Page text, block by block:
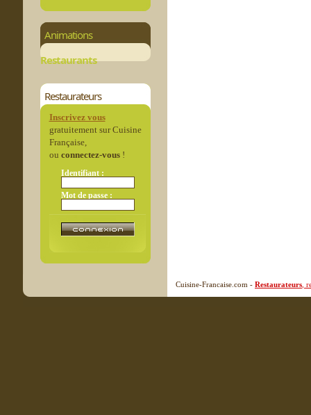
Animations
Restaurants
Restaurateurs
Inscrivez vous
gratuitement sur Cuisine
Française,
ou connectez-vous!
Identifiant :
Mot de passe :
Cuisine-Francaise.com - Restaurateurs ,